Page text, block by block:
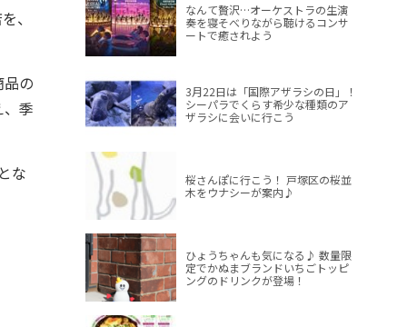
、
の
季
な
なんて贅沢…オーケストラの生演
奏を寝そべりながら聴けるコンサ
ートで癒されよう
3月22日は「国際アザラシの日」！
シーパラでくらす希少な種類のア
ザラシに会いに行こう
桜さんぽに行こう！ 戸塚区の桜並
木をウナシーが案内♪
ひょうちゃんも気になる♪ 数量限
定でかぬまブランドいちごトッピ
ングのドリンクが登場！